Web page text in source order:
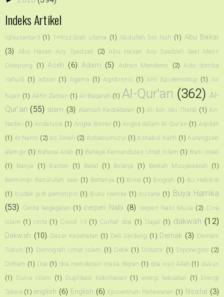
Indeks Artikel
!qNusantar3 (1) 1+6!zzSirah Ulama (1) Abdullah bin Nuh (1) Abu Bakar
(3)
Abu Hasan Asy Syadzali (2) Abu Hasan Asy Syadzali Saat Mesir
Dikepung
(1) Aceh (6) Adam (5) Adnan Menderes (2) Adu domba
Yahudi (1) adzan (1) Agama (1) Agribisnis (1) Ahli Epidemiologi (1) Air
hujan (1) Akhir Zaman (1) Al-Baqarah (1) Al-Qur'an (362) Al-
Qur’an (55) alam (3) Alamiah Kedokteran (1) Ali bin Abi Thalib (1) An-
Nadwi (1) Andalusia (1) Angka Binner (1) Angka dalam Al-Qur'an (1) Aqidah
(1) Ar Narini (2) As Sinkili (2) Asbabulnuzul (1) Ashabul Kahfi (1) Aurangzeb
alamgir (1) Bahasa Arab (1) Bahaya Kemunduran Umat Islam (1) Bani Israel
(1)
Banjar (1) Banten (1) Barat (1) Belanja (1) Berkah Musyawarah
(1)
Bermimpi Rasulullah saw (1) Bertanya (1) Bima (1) Biografi (1) BJ Habibie
(1) budak jadi pemimpin (1) Buku Hamka (1) busana (1) Buya Hamka
(53) Cerita kegagalan (1) cerpen Nabi (8) cerpen Nabi Musa (2) Cina
Islam (1) cinta (1) Covid 19 (1) Curhat doa (1) Dajjal (1) dakwah (12)
Dakwah (10) Dasar Kesehatan (1) Deli Serdang (1) Demak (3) Demam
Tubuh (1) Demografi Umat Islam (1) Detik (1) Diktator (1) Diponegoro (2)
Dirham (1) Doa (1) doa mendesain masa depan (1) doa wali Allah (1) dukun
(1) Dunia Islam (1) Duplikasi Kebrilianan (1) energi kekuatan (1) Energi
Takwa (1) english (6) English (6) Episentrum Perlawanan (1) filsafat (3)